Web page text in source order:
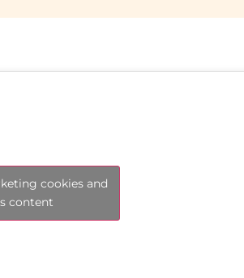
cookies and
content